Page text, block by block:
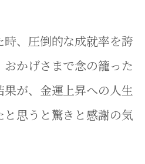
、圧倒的な成就率を誇
かげさまで念の籠った
が、金運上昇への人生
思うと驚きと感謝の気